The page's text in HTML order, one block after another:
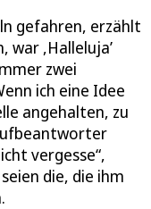
gefahren, erzählt
war ,Halleluja’
zwei
ich eine Idee
angehalten, zu
vergesse“,
die, die ihm